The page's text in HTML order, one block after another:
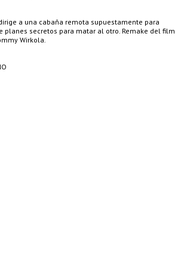
a una cabaña remota supuestamente para
planes secretos para matar al otro. Remake del film
Wirkola.